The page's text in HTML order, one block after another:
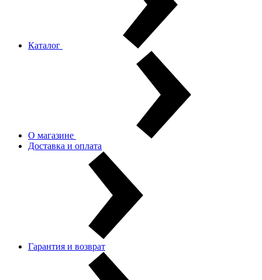
Каталог
О магазине
Доставка и оплата
Гарантия и возврат